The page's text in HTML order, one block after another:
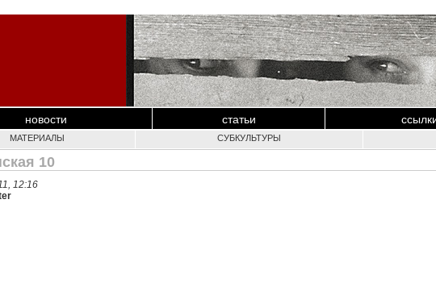
новости статьи
МАТЕРИАЛЫ СУБКУЛЬТУРЫ
10
12:16